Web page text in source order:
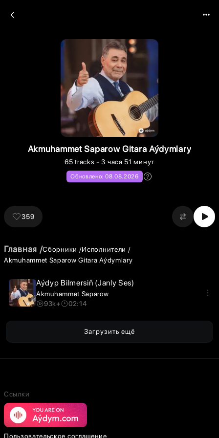
Akmuhammet Saparow Gitara Aýdymlary
65 tracks- 3 часа 51 минут
Обновлено: 08.08.2026
359
Главная Сборники
Исполнители
Akmuhammet Saparow Gitara Aýdymlary
Aýdyp Bilmersiň (Janly Ses)
Akmuhammet Saparow
93k+
02:14
Загрузить ещё
Ссылки
Пользовательское соглашение